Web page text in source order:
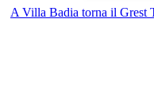
A Villa Badia torna il Grest